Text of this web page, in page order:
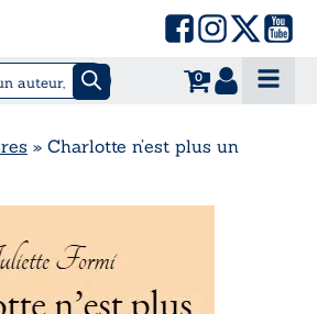
0
» Charlotte n’est plus un